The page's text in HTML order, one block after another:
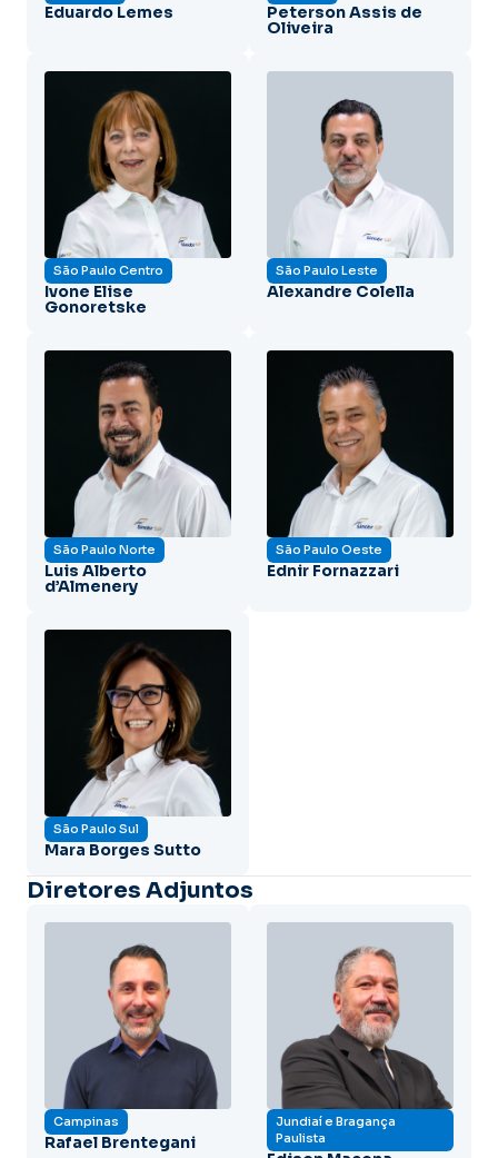
Eduardo Lemes Peterson Assis de
Oliveira
São Paulo Centro
Ivone Elise
Gonoretske
São Paulo Leste
Alexandre Colella
São Paulo Norte
Luis Alberto
d’Almenery
São Paulo Oeste
Ednir Fornazzari
São Paulo Sul
Mara Borges Sutto
Diretores Adjuntos
Campinas
Rafael Brentegani
Jundiaí e Bragança
Paulista